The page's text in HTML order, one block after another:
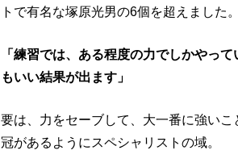
トで有名な塚原光男の6個を超えました。
「練習では、ある程度の力でしかやっ
もいい結果が出ます」
要は、力をセーブして、大一番に強い
冠があるようにスペシャリストの域。